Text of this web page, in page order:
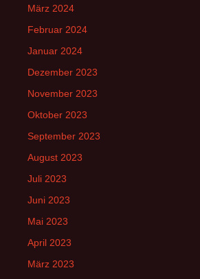
März 2024
Februar 2024
Januar 2024
Dezember 2023
November 2023
Oktober 2023
September 2023
August 2023
Juli 2023
Juni 2023
Mai 2023
April 2023
März 2023